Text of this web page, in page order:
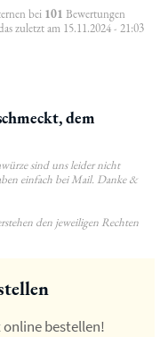
bei 101 Bewertungen
zuletzt am 15.11.2024 - 21:03
dem
sind uns leider nicht
einfach bei Mail. Danke &
den jeweiligen Rechten
bestellen!